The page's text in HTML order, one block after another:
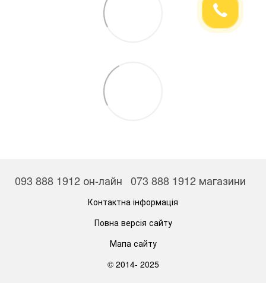
093 888 1912 он-лайн 073 888 1912 магазини
Контактна інформація
Повна версія сайту
Мапа сайту
© 2014- 2025